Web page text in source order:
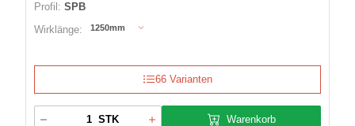
Profil: SPB
Wirklänge:
1250mm
66 Varianten
STK Warenkorb